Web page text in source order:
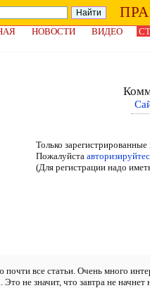
НОВОСТИ ВИДЕО
Только
Пожалуйста
(Для регистрации надо
все статьи. Очень много
не значит, что завтра не начнет